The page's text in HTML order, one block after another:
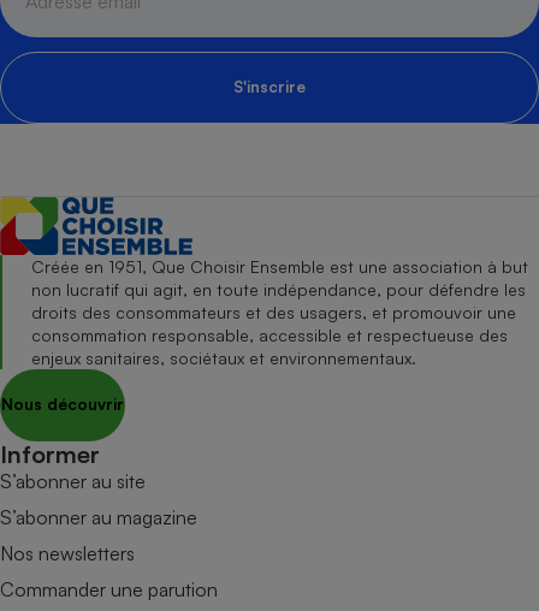
S'inscrire
Créée en 1951, Que Choisir Ensemble est une association à but
non lucratif qui agit, en toute indépendance, pour défendre les
droits des consommateurs et des usagers, et promouvoir une
consommation responsable, accessible et respectueuse des
enjeux sanitaires, sociétaux et environnementaux.
Nous découvrir
Informer
S’abonner au site
S’abonner au magazine
Nos newsletters
Commander une parution